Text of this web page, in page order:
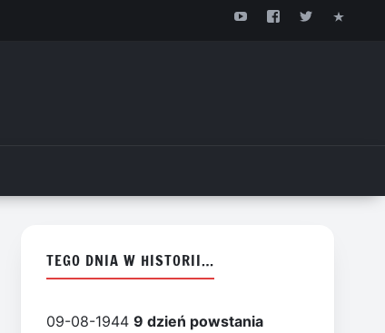
TEGO DNIA W HISTORII…
09-08-19449 dzień powstania